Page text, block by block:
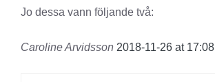
Jo dessa vann följande två:
Caroline Arvidsson 2018-11-26 at 17:08